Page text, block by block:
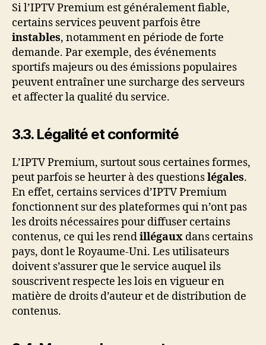
Si l’IPTV Premium est généralement fiable,
certains services peuvent parfois être
instables, notamment en période de forte
demande. Par exemple, des événements
sportifs majeurs ou des émissions populaires
peuvent entraîner une surcharge des serveurs
et affecter la qualité du service.
3.3. Légalité et conformité
L’IPTV Premium, surtout sous certaines formes,
peut parfois se heurter à des questionslégales.
En effet, certains services d’IPTV Premium
fonctionnent sur des plateformes qui n’ont pas
les droits nécessaires pour diffuser certains
contenus, ce qui les rendillégaux dans certains
pays, dont le Royaume-Uni. Les utilisateurs
doivent s’assurer que le service auquel ils
souscrivent respecte les lois en vigueur en
matière de droits d’auteur et de distribution de
contenus.